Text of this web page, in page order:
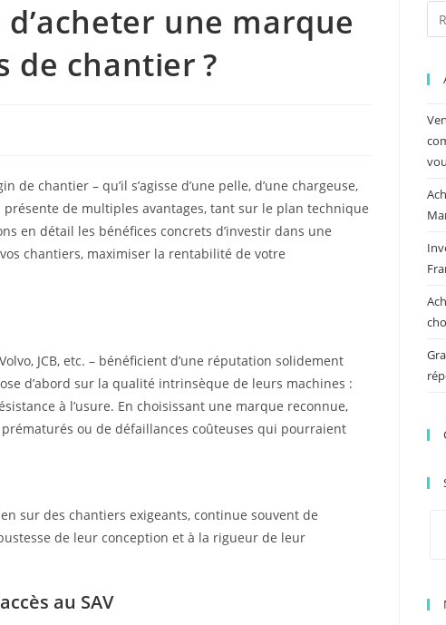
une marque
de chantier ?
chantier – qu’il s’agisse d’une pelle, d’une chargeuse,
de multiples avantages, tant sur le plan technique
en détail les bénéfices concrets d’investir dans une
chantiers, maximiser la rentabilité de votre
JCB, etc. – bénéficient d’une réputation solidement
d’abord sur la qualité intrinsèque de leurs machines :
à l’usure. En choisissant une marque reconnue,
ou de défaillances coûteuses qui pourraient
sur des chantiers exigeants, continue souvent de
de leur conception et à la rigueur de leur
au SAV